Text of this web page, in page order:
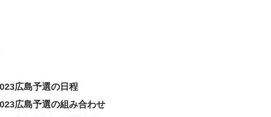
広島予選の日程
広島予選の組み合わせ